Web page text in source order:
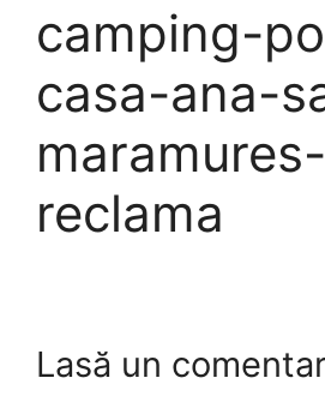
camping-
casa-ana-
maramures-
reclama
Lasă un